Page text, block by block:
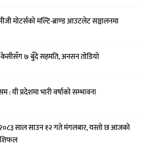
मोटर्सको मल्टि-ब्राण्ड आउटलेट सञ्चालनमा
केसीसँग ७ बुँदे सहमति, अनसन तोडियो
यी प्रदेशमा भारी वर्षाको सम्भावना
साल साउन १२ गते मंगलबार, यस्तो छ आजको